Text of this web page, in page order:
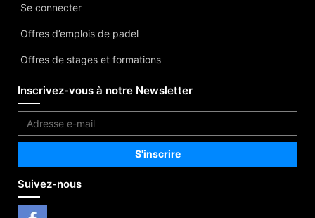
Se connecter
Offres d’emplois de padel
Offres de stages et formations
Inscrivez-vous à notre Newsletter
Suivez-nous